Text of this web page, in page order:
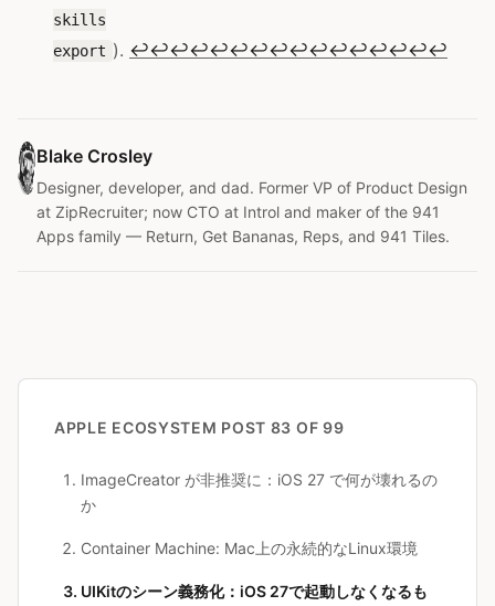
skills
export ). ↩↩↩↩↩↩↩↩↩↩↩↩↩↩↩↩
Blake Crosley
Designer, developer, and dad. Former VP of Product Design
at ZipRecruiter; now CTO at Introl and maker of the 941
Apps family — Return, Get Bananas, Reps, and 941 Tiles.
APPLE ECOSYSTEM POST 83 OF 99
ImageCreator が非推奨に：iOS 27 で何が壊れるの
か
Container Machine: Mac上の永続的なLinux環境
UIKitのシーン義務化：iOS 27で起動しなくなるも